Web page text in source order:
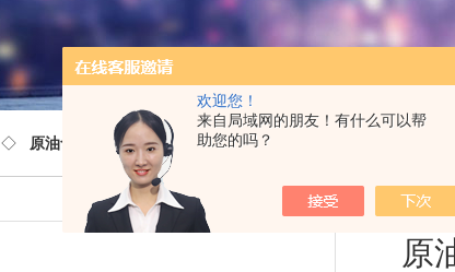
欢迎您！
来自局域网的朋友！有什么可以帮
助您的吗？
◇ 原油含砂测定离心机> LX-201B原油含砂离心测定仪
原